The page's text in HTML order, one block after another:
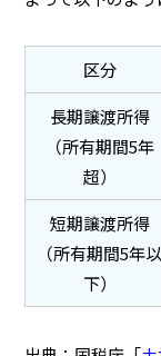
区分
長期譲渡所得
（所有期間5年
超）
短期譲渡所得
（所有期間5年以
下）